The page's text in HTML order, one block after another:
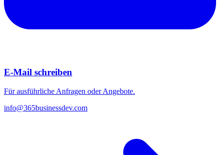
E-Mail schreiben
Für ausführliche Anfragen oder Angebote.
info@365businessdev.com